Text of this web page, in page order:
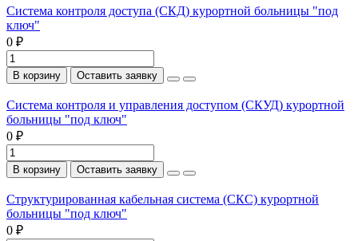
Система контроля доступа (СКД) курортной больницы "под
ключ"
0 ₽
В корзину Оставить заявку
Система контроля и управления доступом (СКУД) курортной
больницы "под ключ"
0 ₽
В корзину Оставить заявку
Структурированная кабельная система (СКС) курортной
больницы "под ключ"
0 ₽